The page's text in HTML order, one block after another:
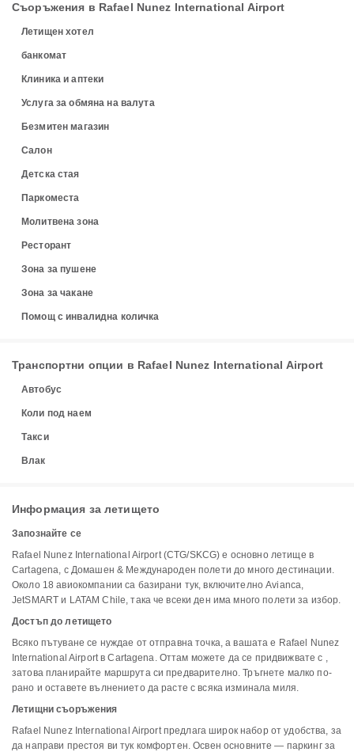
Съоръжения в Rafael Nunez International Airport
Летищен хотел
банкомат
Клиника и аптеки
Услуга за обмяна на валута
Безмитен магазин
Салон
Детска стая
Паркоместа
Молитвена зона
Ресторант
Зона за пушене
Зона за чакане
Помощ с инвалидна количка
Транспортни опции в Rafael Nunez International Airport
Автобус
Коли под наем
Такси
Влак
Информация за летището
Запознайте се
Rafael Nunez International Airport (CTG/SKCG) е основно летище в
Cartagena, с Домашен & Международен полети до много дестинации.
Около 18 авиокомпании са базирани тук, включително Avianca,
JetSMART и LATAM Chile, така че всеки ден има много полети за избор.
Достъп до летището
Всяко пътуване се нуждае от отправна точка, а вашата е Rafael Nunez
International Airport в Cartagena. Оттам можете да се придвижвате с ,
затова планирайте маршрута си предварително. Тръгнете малко по-
рано и оставете вълнението да расте с всяка изминала миля.
Летищни съоръжения
Rafael Nunez International Airport предлага широк набор от удобства, за
да направи престоя ви тук комфортен. Освен основните — паркинг за